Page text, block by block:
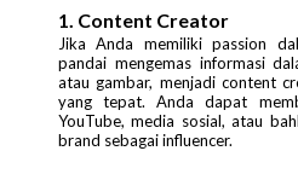
1. Content Creator
Jika Anda memiliki passion
pandai mengemas informasi
atau gambar, menjadi content
yang tepat. Anda dapat
YouTube, media sosial, atau
brand sebagai influencer.